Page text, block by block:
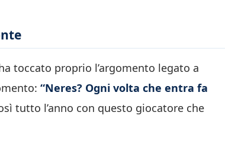
toccato proprio l’argomento legato a
“Neres? Ogni volta che entra fa
tutto l’anno con questo giocatore che